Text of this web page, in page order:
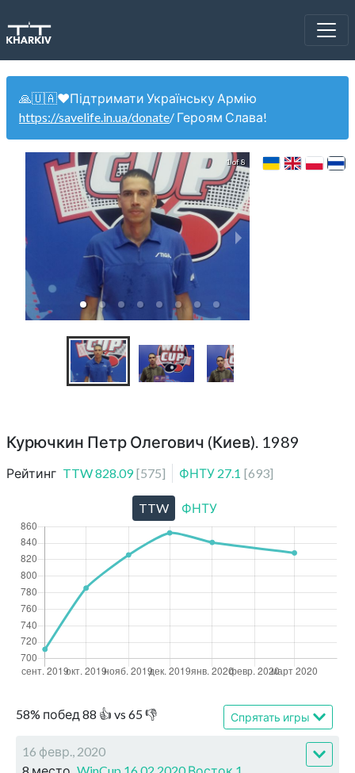
🙏🇺🇦❤️Підтримати Українську Армію
https://savelife.in.ua/donate/ Героям Слава!
1 of 8
Курючкин Петр Олегович (Киев). 1989
Рейтинг TTW828.09 [575] ФНТУ 27.1 [693]
58% побед 88 👍 vs 65👎 Спрятать игры
16 февр., 2020
8 место WinCup 16.02.2020 Восток 1
TTW ФНТУ